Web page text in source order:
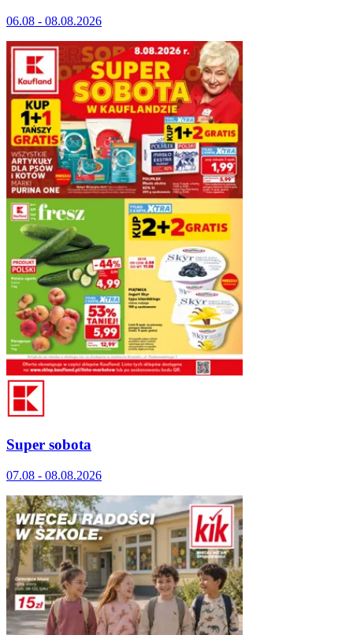
06.08 - 08.08.2026
Super sobota
07.08 - 08.08.2026